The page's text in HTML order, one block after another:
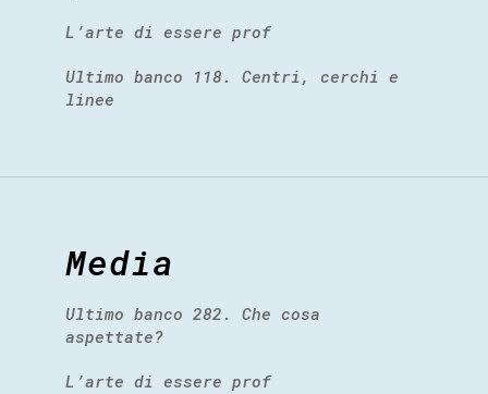
L’arte di essere prof
Ultimo banco 118. Centri, cerchi e
linee
Media
Ultimo banco 282. Che cosa
aspettate?
L’arte di essere prof